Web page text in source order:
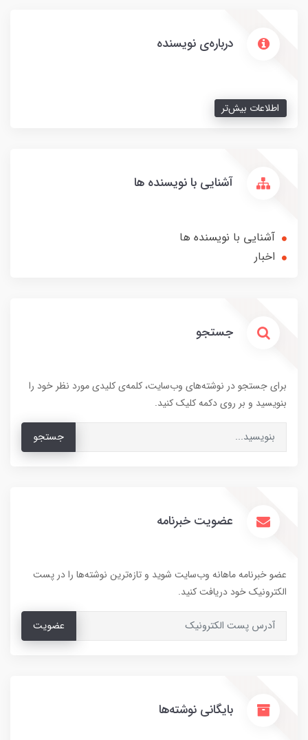
درباره‌ی نویسنده
اطلاعات بیش‌تر
آشنایی با نویسنده ها
آشنایی با نویسنده ها
اخبار
جستجو
برای جستجو در نوشته‌های وب‌سایت، کلمه‌ی کلیدی مورد نظر خود را
بنویسید و بر روی دکمه کلیک کنید.
جستجو
عضویت خبرنامه
عضو خبرنامه ماهانه وب‌سایت شوید و تازه‌ترین نوشته‌ها را در پست
الکترونیک خود دریافت کنید.
عضویت
بایگانی نوشته‌ها